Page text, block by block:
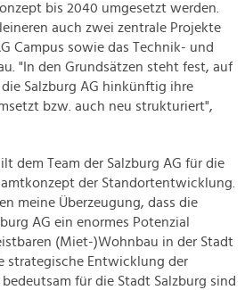
bis 2040 umgesetzt werden.
auch zwei zentrale Projekte
Campus sowie das Technik- und
" In den Grundsätzen steht fest, auf
Salzburg AG hinkünftig ihre
bzw. auch neu strukturiert",
dem Team der Salzburg AG für die
der Standortentwicklung.
meine Überzeugung, dass die
AG ein enormes Potenzial
(Miet-)Wohnbau in der Stadt
strategische Entwicklung der
bedeutsam für die Stadt Salzburg sind